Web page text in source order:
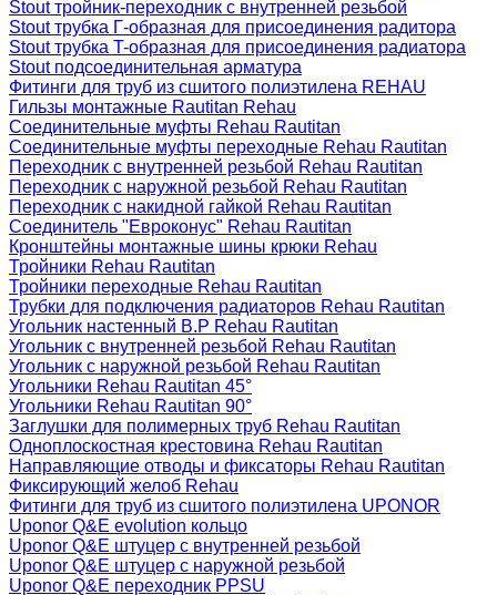
Stout тройник-переходник с внутренней резьбой
Stout трубка Г-образная для присоединения радитора
Stout трубка T-образная для присоединения радиатора
Stout подсоединительная арматура
Фитинги для труб из сшитого полиэтилена REHAU
Гильзы монтажные Rautitan Rehau
Соединительные муфты Rehau Rautitan
Соединительные муфты переходные Rehau Rautitan
Переходник с внутренней резьбой Rehau Rautitan
Переходник с наружной резьбой Rehau Rautitan
Переходник с накидной гайкой Rehau Rautitan
Соединитель "Евроконус" Rehau Rautitan
Кронштейны монтажные шины крюки Rehau
Тройники Rehau Rautitan
Тройники переходные Rehau Rautitan
Трубки для подключения радиаторов Rehau Rautitan
Угольник настенный В.Р Rehau Rautitan
Угольник с внутренней резьбой Rehau Rautitan
Угольник с наружной резьбой Rehau Rautitan
Угольники Rehau Rautitan 45°
Угольники Rehau Rautitan 90°
Заглушки для полимерных труб Rehau Rautitan
Одноплоскостная крестовина Rehau Rautitan
Направляющие отводы и фиксаторы Rehau Rautitan
Фиксирующий желоб Rehau
Фитинги для труб из сшитого полиэтилена UPONOR
Uponor Q&E evolution кольцо
Uponor Q&E штуцер с внутренней резьбой
Uponor Q&E штуцер с наружной резьбой
Uponor Q&E переходник PPSU